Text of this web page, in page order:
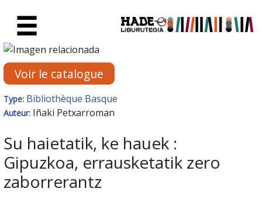
Fiche de Nouveaux Livres -
Voir le catalogue
Type: Bibliothèque Basque
Auteur: Iñaki Petxarroman
Su haietatik, ke hauek :
Gipuzkoa, errausketatik zero
zaborrerantz